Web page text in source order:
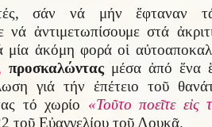
σάν νά μήν ἔφταναν
ἀντιμετωπίσουμε στά
μία ἀκόμη φορά οἱ
προσκαλώνταςμέσα ἀπό ἕνα
γιά τήν ἐπέτειο τοῦ
τό χωρίο «Τοῦτο ποεῖτε εἰς
τοῦ Εὐαγγελίου τοῦ Λουκᾶ.